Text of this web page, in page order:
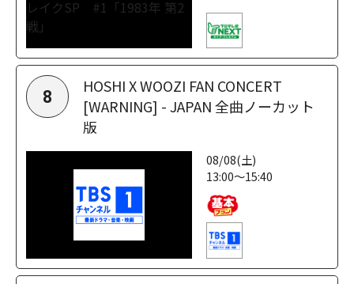
8
HOSHI X WOOZI FAN CONCERT
[WARNING] - JAPAN 全曲ノーカット
版
08/08(土)
13:00～15:40